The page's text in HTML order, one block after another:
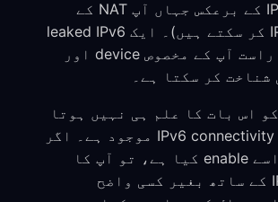
ہوتے ہیں (IPv4 کے برعکس جہاں آپ NAT کے
ذریعے IP share کر سکتے ہیں)۔ ایک leaked IPv6
address براہِ راست آپ کے مخصوص device اور
بہت سے users کو اس بات کا علم ہی نہیں ہوتا
کہ ان کے پاس IPv6 connectivity موجود ہے۔ اگر
آپ کے ISP نے اسے enable کیا ہے، تو آپ کا
device یہ IPv4 کے ساتھ بغیر کسی واضح